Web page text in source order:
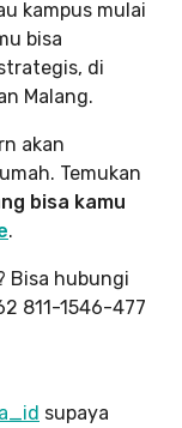
kampus mulai
bisa
di
Malang.
akan
Temukan
bisa kamu
.
Bisa hubungi
811-1546-477
supaya